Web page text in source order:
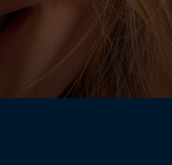
×
le produit suivant